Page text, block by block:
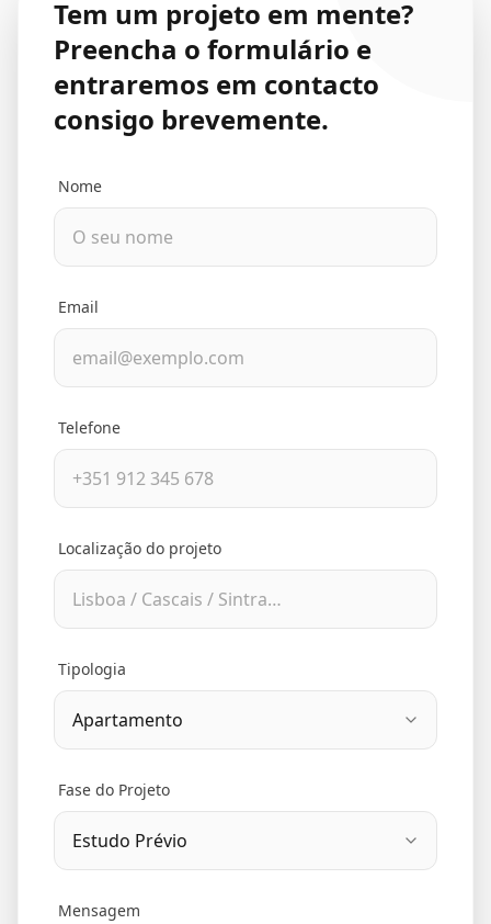
Tem um projeto em mente?
Preencha o formulário e
entraremos em contacto
consigo brevemente.
Nome
Email
Telefone
Localização do projeto
Tipologia
Fase do Projeto
Mensagem